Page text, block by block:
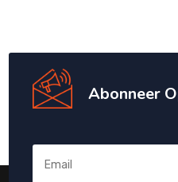
Abonneer